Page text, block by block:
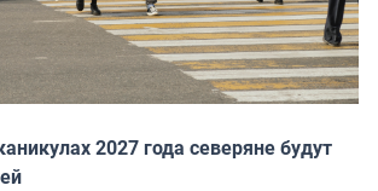
2027 года северяне будут